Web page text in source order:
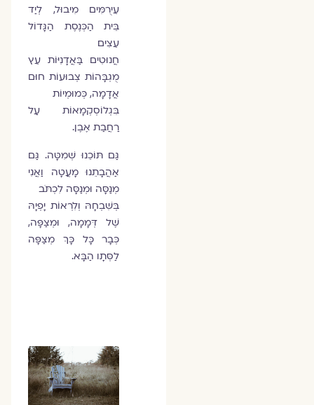
עֵירֻמִּים מִיבוּל, לְיַד
בֵּית הַכְּנֶסֶת הַגָּדוֹל
עֵצִים
חֲנוּטִים בַּאֲדָנִיּוֹת עֵץ
מֻגְבָּהוֹת צְבוּעוֹת חוּם
אֲדָמָה, כְּמוּמְיוֹת
בִּגְלוֹסְקְמָאוֹת עַל
רַחֲבַת אֶבֶן.
גַּם תּוֹכֵנוּ שְׁמִטָּה. גַּם
אַהֲבָתֵנוּ מָעֲטָה וַאֲנִי
מְנַסָּה וּמְנַסָּה לִכְתֹּב
בְּשִׁבְחָהּ וְלִרְאוֹת יָפְיָהּ
שֶׁל דְּמָמָה, וּמְצַפָּה,
כְּבָר כָּל כָּךְ מְצַפָּה
לַסְּתָו הַבָּא.